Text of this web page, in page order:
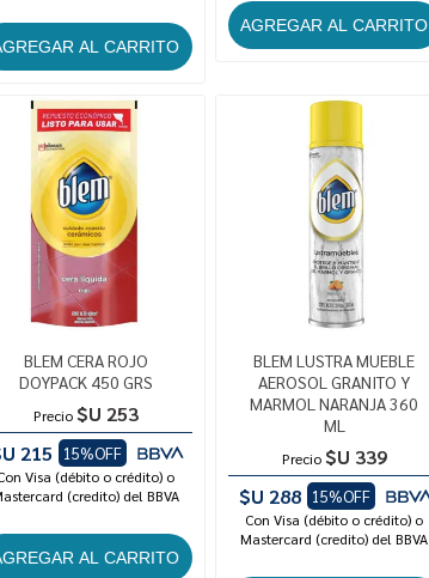
BLEM CERA ROJO
DOYPACK 450 GRS
Precio $U 253
215
15%OFF
Visa (débito o crédito) o
(credito) del BBVA
BLEM LUSTRA MUEBLE
AEROSOL GRANITO Y
MARMOL NARANJA 360
ML
Precio $U 339
$U 288
15%OFF
Con Visa (débito o crédito) o
Mastercard (credito) del BBVA